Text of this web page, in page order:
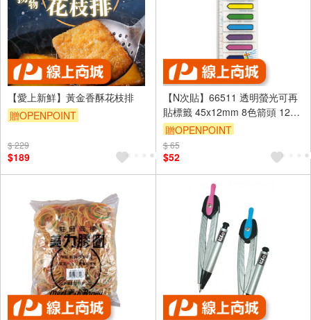
【愛上新鮮】黃金香酥花枝排
贈OPENPOINT
$ 229
$189
【N次貼】66511 透明螢光可再
貼標籤 45x12mm 8色箭頭 120
張/8條/袋
贈OPENPOINT
$ 65
$52